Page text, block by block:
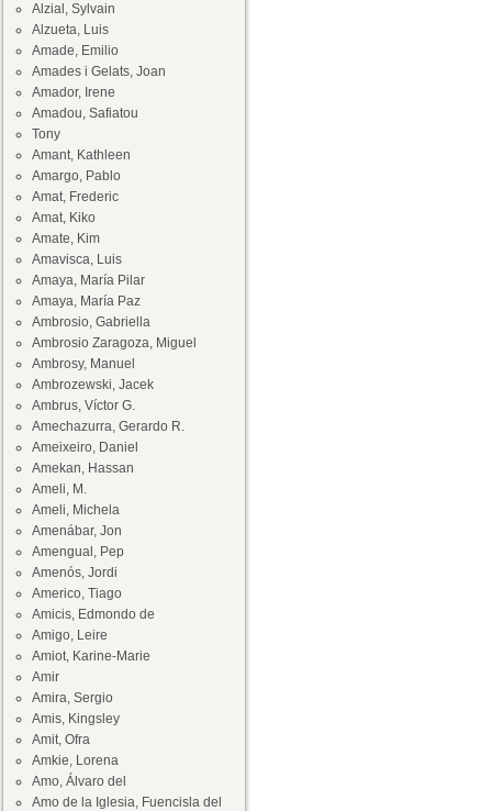
Alzial, Sylvain
Alzueta, Luis
Amade, Emilio
Amades i Gelats, Joan
Amador, Irene
Amadou, Safiatou
Tony
Amant, Kathleen
Amargo, Pablo
Amat, Frederic
Amat, Kiko
Amate, Kim
Amavisca, Luis
Amaya, María Pilar
Amaya, María Paz
Ambrosio, Gabriella
Ambrosio Zaragoza, Miguel
Ambrosy, Manuel
Ambrozewski, Jacek
Ambrus, Víctor G.
Amechazurra, Gerardo R.
Ameixeiro, Daniel
Amekan, Hassan
Ameli, M.
Ameli, Michela
Amenábar, Jon
Amengual, Pep
Amenós, Jordi
Americo, Tiago
Amicis, Edmondo de
Amigo, Leire
Amiot, Karine-Marie
Amir
Amira, Sergio
Amis, Kingsley
Amit, Ofra
Amkie, Lorena
Amo, Álvaro del
Amo de la Iglesia, Fuencisla del